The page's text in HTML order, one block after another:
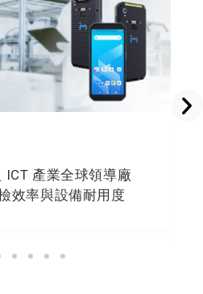
ICT 產業全球領導廠
效率與設備耐用度